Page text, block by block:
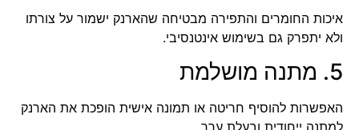
איכות החומרים והתפירה מבטיחה שהארנק ישמור על צורתו
ולא יתפרק גם בשימוש אינטנסיבי.
5. מתנה מושלמת
האפשרות להוסיף חריטה או תמונה אישית הופכת את הארנק
למתנה ייחודית ובעלת ערך.